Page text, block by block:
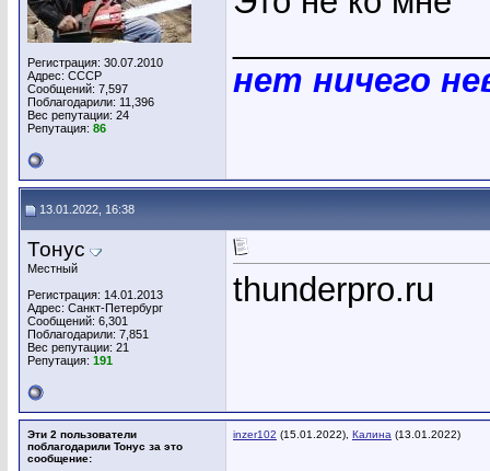
Регистрация: 30.07.2010
Адрес: СССР
Сообщений: 7,597
Поблагодарили: 11,396
Вес репутации: 24
Репутация: 86
нет ничего
13.01.2022, 16:38
Тонус
Местный
Регистрация: 14.01.2013
Адрес: Санкт-Петербург
Сообщений: 6,301
Поблагодарили: 7,851
Вес репутации: 21
Репутация: 191
thunderpro.ru
Эти 2 пользователи
поблагодарили Тонус за это
сообщение:
inzer102 (15.01.2022), Калина (13.01.2022)